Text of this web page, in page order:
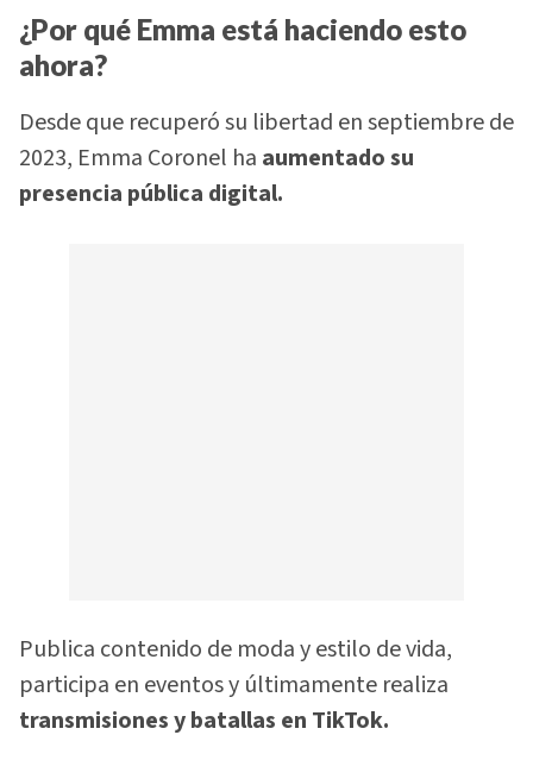
¿Por qué Emma está haciendo esto
ahora?
Desde que recuperó su libertad en septiembre de
2023, Emma Coronel ha aumentado su
presencia pública digital.
Publica contenido de moda y estilo de vida,
participa en eventos y últimamente realiza
transmisiones y batallas en TikTok.